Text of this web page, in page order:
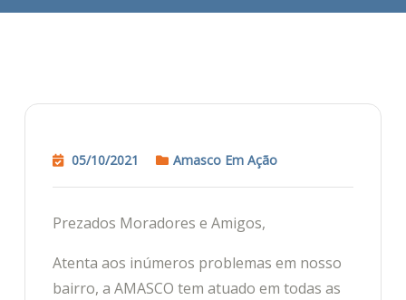
05/10/2021 Amasco Em Ação
Prezados Moradores e Amigos,
Atenta aos inúmeros problemas em nosso
bairro, a AMASCO tem atuado em todas as